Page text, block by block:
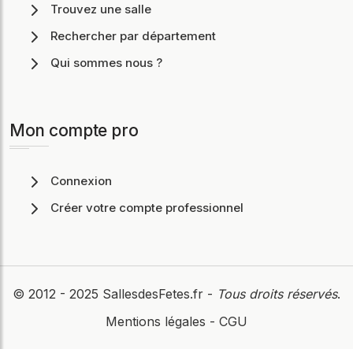
Trouvez une salle
Rechercher par département
Qui sommes nous ?
Mon compte pro
Connexion
Créer votre compte professionnel
© 2012 - 2025 SallesdesFetes.fr - Tous droits réservés.
Mentions légales - CGU